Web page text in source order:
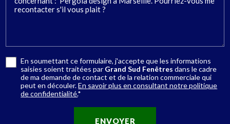
En soumettant ce formulaire, j'accepte que les informations
saisies soient traitées par Grand Sud Fenêtres dans le cadre
de ma demande de contact et de la relation commerciale qui
peut en découler.En savoir plus en consultant notre politique
de confidentialité.*